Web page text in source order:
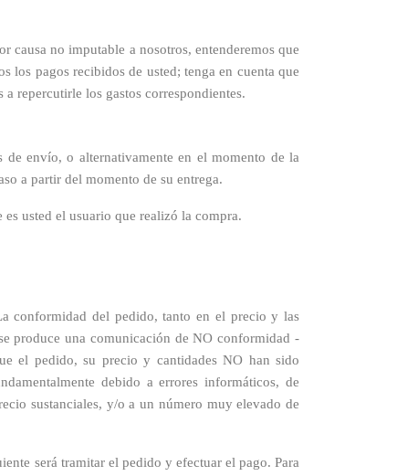
causa no imputable a nosotros, entenderemos que
los pagos recibidos de usted; tenga en cuenta que
repercutirle los gastos correspondientes.
envío, o alternativamente en el momento de la
a partir del momento de su entrega.
usted el usuario que realizó la compra.
conformidad del pedido, tanto en el precio y las
produce una comunicación de NO conformidad -
el pedido, su precio y cantidades NO han sido
debido a errores informáticos, de
sustanciales, y/o a un número muy elevado de
será tramitar el pedido y efectuar el pago. Para